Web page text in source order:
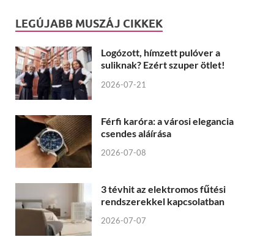
LEGÚJABB MUSZÁJ CIKKEK
Logózott, hímzett pulóver a
suliknak? Ezért szuper ötlet!
2026-07-21
Férfi karóra: a városi elegancia
csendes aláírása
2026-07-08
3 tévhit az elektromos fűtési
rendszerekkel kapcsolatban
2026-07-07